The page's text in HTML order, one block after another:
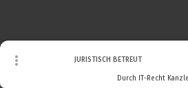
JURISTISCH BETREUT
Durch IT-Recht